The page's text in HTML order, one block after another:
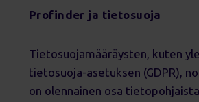
Profinder ja tietosuoja
Tietosuojamääräysten, kuten
tietosuoja-asetuksen (GDPR),
on olennainen osa